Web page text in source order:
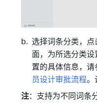
选择词条分类，
面，为所选分类
置的具体信息，请
员设计审批流程。
注：支持为不同词条